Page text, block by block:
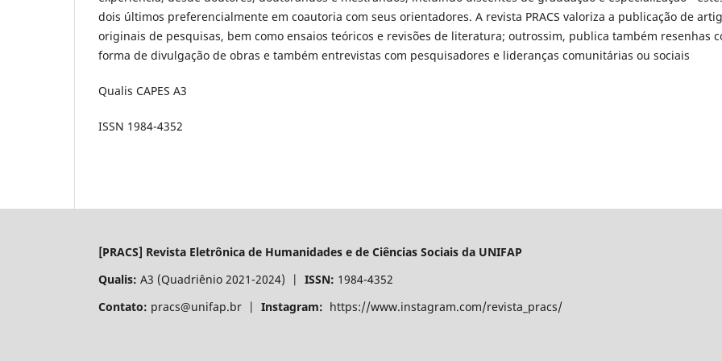
dois últimos preferencialmente em coautoria com seus orientadores. A revista PRACS valoriza a publicação de
originais de pesquisas, bem como ensaios teóricos e revisões de literatura; outrossim, publica também resenhas
forma de divulgação de obras e também entrevistas com pesquisadores e lideranças comunitárias ou sociais
Qualis CAPES A3
ISSN 1984-4352
[PRACS] Revista Eletrônica de Humanidades e de Ciências Sociais da UNIFAP
Qualis: A3 (Quadriênio 2021-2024) | ISSN: 1984-4352
Contato: pracs@unifap.br | Instagram: https://www.instagram.com/revista_pracs/